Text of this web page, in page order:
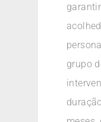
grupo